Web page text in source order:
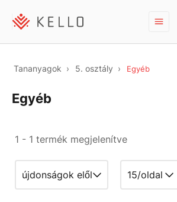
Tananyagok 5. osztály Egyéb
Egyéb
1 - 1 termék megjelenítve